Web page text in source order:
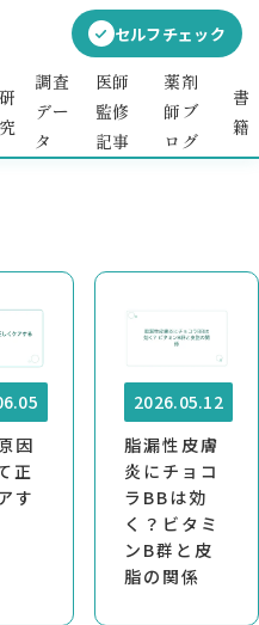
セルフチェック
研
究
調査
デー
タ
医師
監修
記事
薬剤
師ブ
ログ
書
籍
ック
因
正
す
2026.05.12
脂漏性皮膚
炎にチョコ
ラBBは効
く？ビタミ
ンB群と皮
脂の関係